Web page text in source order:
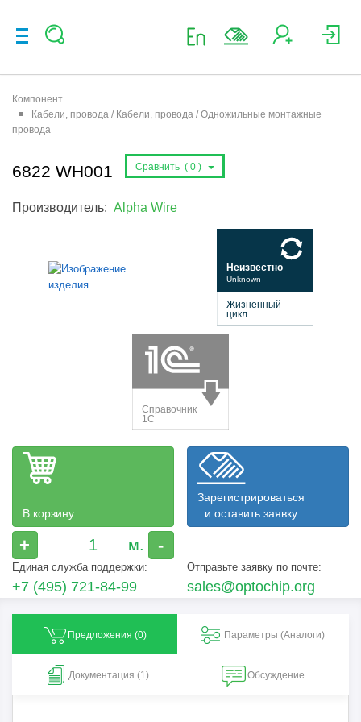
Компонент
Кабели, провода / Кабели, провода / Одножильные монтажные
провода
6822 WH001 Сравнить ( 0 )
Производитель: Alpha Wire
В корзину
+ -
Зарегистрироваться
и оставить заявку
Единая служба поддержки:
+7 (495) 721-84-99
Отправьте заявку по почте:
sales@optochip.org
Предложения (0) Параметры (Aналоги)
Документация (1) Обсуждение